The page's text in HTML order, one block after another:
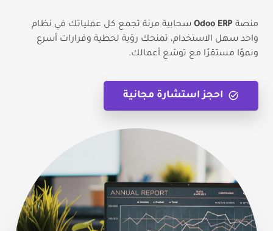
منصة Odoo ERP سحابية مرنة تجمع كل عملياتك في نظام
واحد سهل الاستخدام، تمنحك رؤية لحظية وقرارات أسرع
ونموًا مستقرًا مع توسّع أعمالك.
task_alt احجز استشارة مجانية